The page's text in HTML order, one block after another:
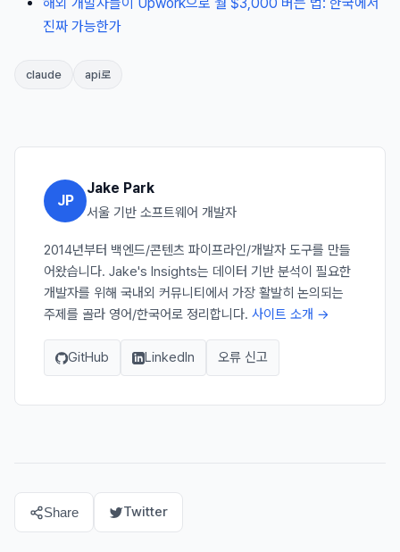
해외 개발자들이 Upwork으로 월 $3,000 버는 법: 한국에서
진짜 가능한가
claude api로
JP
Jake Park
서울 기반 소프트웨어 개발자
2014년부터 백엔드/콘텐츠 파이프라인/개발자 도구를 만들
어왔습니다. Jake's Insights는 데이터 기반 분석이 필요한
개발자를 위해 국내외 커뮤니티에서 가장 활발히 논의되는
주제를 골라 영어/한국어로 정리합니다. 사이트 소개 →
GitHub LinkedIn 오류 신고
Share Twitter